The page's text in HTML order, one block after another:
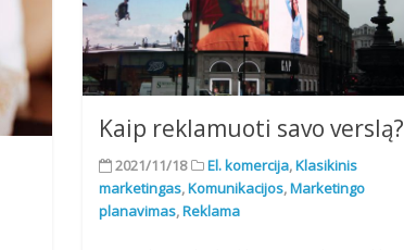
Kaip reklamuoti savo verslą?
2021/11/18 El. komercija,Klasikinis
marketingas,Komunikacijos,Marketingo
planavimas,Reklama